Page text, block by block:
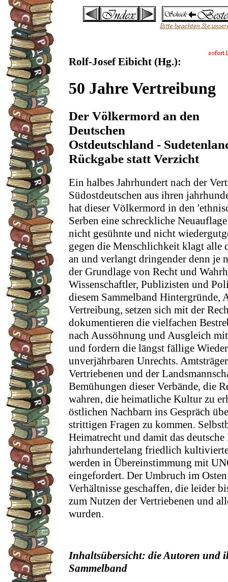
Rolf-Josef Eibicht (Hg.):
50 Jahre Vertreibung
Der Völkermord an den
Deutschen
Ostdeutschland -
Rückgabe statt Verzicht
Ein halbes Jahrhundert nach der
Südostdeutschen aus ihren
hat dieser Völkermord in den
Serben eine schreckliche
nicht gesühnte und nicht
gegen die Menschlichkeit klagt alle
an und verlangt dringender denn je
der Grundlage von Recht und
Wissenschaftler, Publizisten und
diesem Sammelband Hintergründe,
Vertreibung, setzen sich mit der
dokumentieren die vielfachen
nach Aussöhnung und Ausgleich
und fordern die längst fällige
unverjährbaren Unrechts.
Vertriebenen und der
Bemühungen dieser Verbände, die
wahren, die heimatliche Kultur zu
östlichen Nachbarn ins Gespräch
strittigen Fragen zu kommen.
Heimatrecht und damit das deutsche
jahrhundertelang friedlich
werden in Übereinstimmung mit
eingefordert. Der Umbruch im
Verhältnisse geschaffen, die leider
zum Nutzen der Vertriebenen und
wurden.
Inhaltsübersicht: die Autoren und
Sammelband